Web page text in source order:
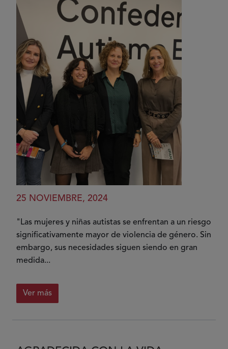
25 NOVIEMBRE, 2024
"Las mujeres y niñas autistas se enfrentan a un riesgo
significativamente mayor de violencia de género. Sin
embargo, sus necesidades siguen siendo en gran
medida...
Ver más